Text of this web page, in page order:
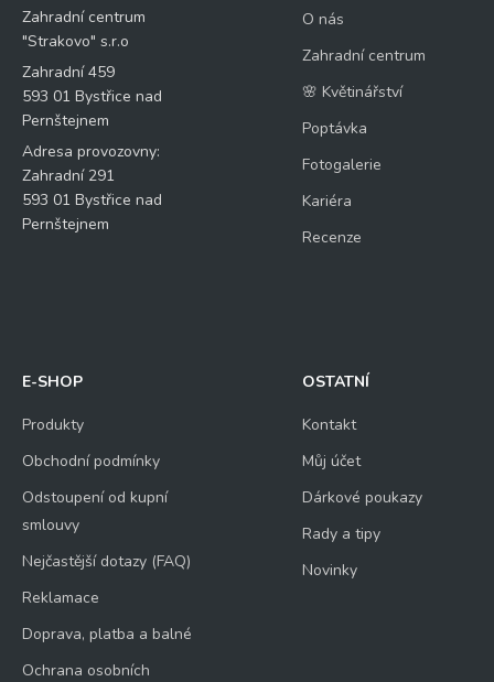
Zahradní centrum
"Strakovo" s.r.o
Zahradní 459
593 01 Bystřice nad
Pernštejnem
Adresa provozovny:
Zahradní 291
593 01 Bystřice nad
Pernštejnem
O nás
Zahradní centrum
🌸 Květinářství
Poptávka
Fotogalerie
Kariéra
Recenze
E-SHOP
Produkty
Obchodní podmínky
Odstoupení od kupní
smlouvy
Nejčastější dotazy (FAQ)
Reklamace
Doprava, platba a balné
Ochrana osobních
OSTATNÍ
Kontakt
Můj účet
Dárkové poukazy
Rady a tipy
Novinky